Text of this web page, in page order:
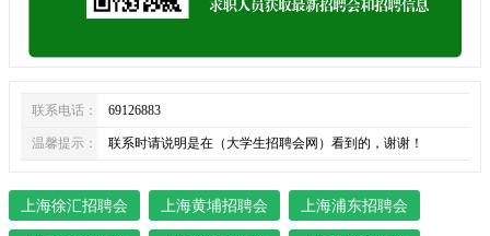
联系电话： 69126883
温馨提示： 联系时请说明是在（大学生招聘会网）看到的，谢谢！
上海徐汇招聘会 上海黄埔招聘会 上海浦东招聘会